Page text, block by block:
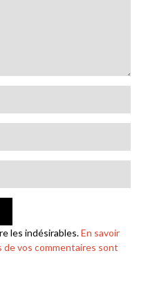
les indésirables.En savoir
de vos commentaires sont